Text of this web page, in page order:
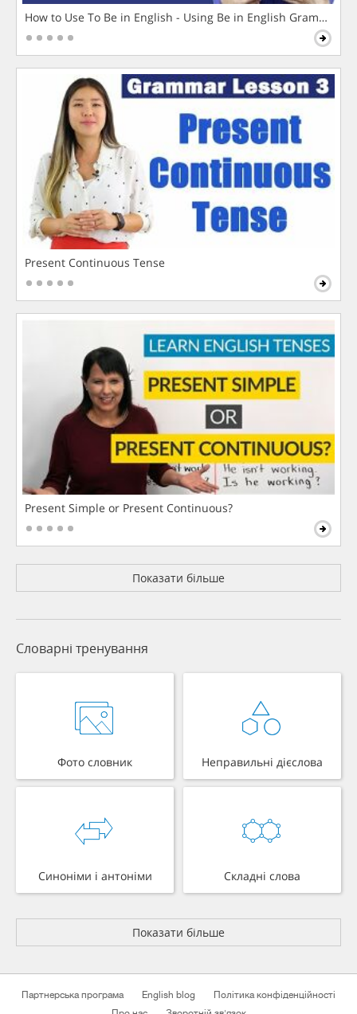
How to Use To Be in English - Using Be in English Grammar
Present Continuous Tense
Present Simple or Present Continuous?
Показати більше
Словарні тренування
Фото словник Неправильні дієслова
Синоніми і антоніми Складні слова
Показати більше
Партнерська програма English blog
Політика конфіденційності